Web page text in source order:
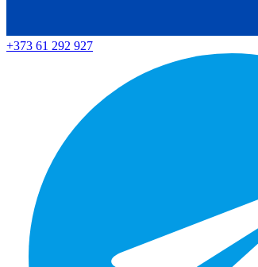
+373 61 292 927